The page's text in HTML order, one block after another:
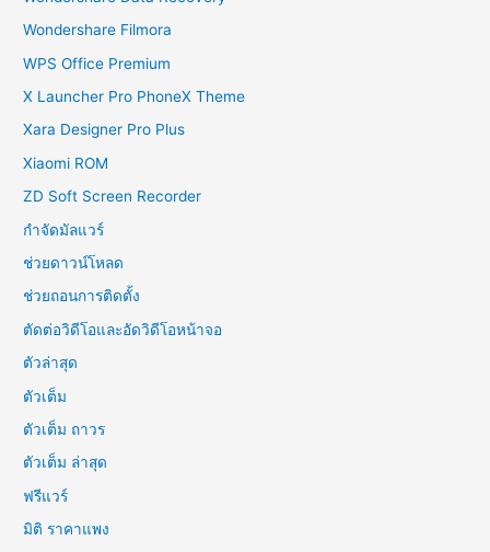
Wondershare Filmora
WPS Office Premium
X Launcher Pro PhoneX Theme
Xara Designer Pro Plus
Xiaomi ROM
ZD Soft Screen Recorder
กำจัดมัลแวร์
ช่วยดาวน์โหลด
ช่วยถอนการติดตั้ง
ตัดต่อวิดีโอและอัดวิดีโอหน้าจอ
ตัวล่าสุด
ตัวเต็ม
ตัวเต็ม ถาวร
ตัวเต็ม ล่าสุด
ฟรีแวร์
มิติ ราคาแพง